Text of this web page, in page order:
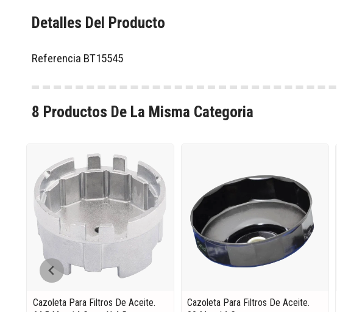
Detalles Del Producto
Referencia BT15545
8 Productos De La Misma Categoria
Cazoleta Para Filtros De Aceite.
Cazoleta Para Filtros De Aceite.